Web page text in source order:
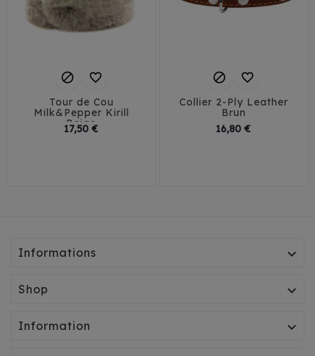
 
Tour de Cou
Milk&Pepper Kirill
Beige
17,50 €
 
Collier 2-Ply Leather
Brun
16,80 €
Informations 
Shop 
Information 